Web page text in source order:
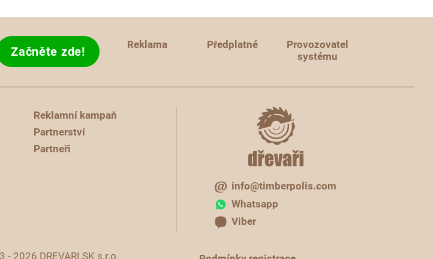
Začněte zde! Reklama Předplatné
Provozovatel
systému
Reklamní kampaň
Partnerství
Partneři
info@timberpolis.com
Whatsapp
Viber
- 2026 DREVARI.SK s.r.o.